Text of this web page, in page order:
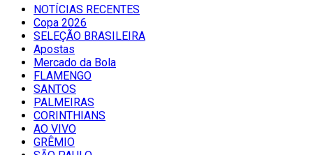
NOTÍCIAS RECENTES
Copa 2026
SELEÇÃO BRASILEIRA
Apostas
Mercado da Bola
FLAMENGO
SANTOS
PALMEIRAS
CORINTHIANS
AO VIVO
GRÊMIO